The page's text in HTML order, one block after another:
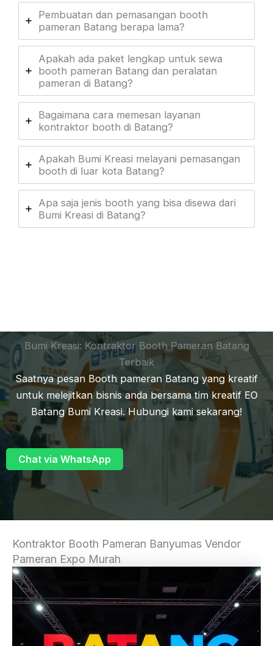
Pembuatan dan pemasangan booth
pameran Batang berapa lama?
Apakah ada paket lengkap untuk sewa
booth pameran Batang dan peralatan
pameran di Batang?
Bagaimana cara memesan layanan
kontraktor booth di Batang?
Apakah Bumi Kreasi melayani pemasangan
booth di luar kota Batang?
Apa saja jenis booth yang bisa disewa dari
Bumi Kreasi di Batang?
Bumi Kreasi: Kontraktor Booth Pameran Batang
Terbaik
Saatnya pesan Booth pameran Batang yang kreatif
untuk melejitkan bisnis anda bersama tim kreatif EO
Batang Bumi Kreasi. Hubungi kami sekarang!
Chat via WhatsApp
Kontraktor Booth Pameran Banyumas Vendor
Pameran Expo Murah